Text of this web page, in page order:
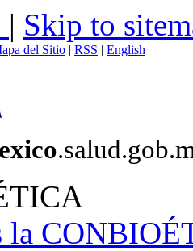
| Skip to
del Sitio | RSS | English
la